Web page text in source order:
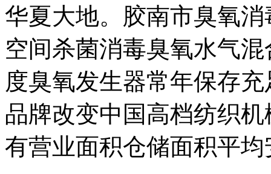
华夏大地。胶南市臭氧
空间杀菌消毒臭氧水气
度臭氧发生器常年保存
品牌改变中国高档纺织
有营业面积仓储面积平